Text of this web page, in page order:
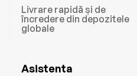
Livrare rapidă și de
încredere din depozitele
globale
Asistenta